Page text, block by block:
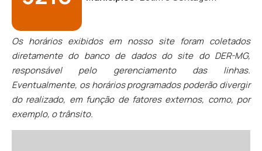
Os horários exibidos em nosso site foram coletados
diretamente do banco de dados do site do DER-MG,
responsável pelo gerenciamento das linhas.
Eventualmente, os horários programados poderão divergir
do realizado, em função de fatores externos, como, por
exemplo, o trânsito.